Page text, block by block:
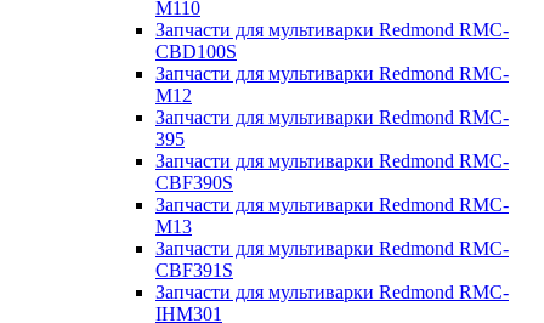
M110
Запчасти для мультиварки Redmond RMC-
CBD100S
Запчасти для мультиварки Redmond RMC-
M12
Запчасти для мультиварки Redmond RMC-
395
Запчасти для мультиварки Redmond RMC-
CBF390S
Запчасти для мультиварки Redmond RMC-
M13
Запчасти для мультиварки Redmond RMC-
CBF391S
Запчасти для мультиварки Redmond RMC-
IHM301